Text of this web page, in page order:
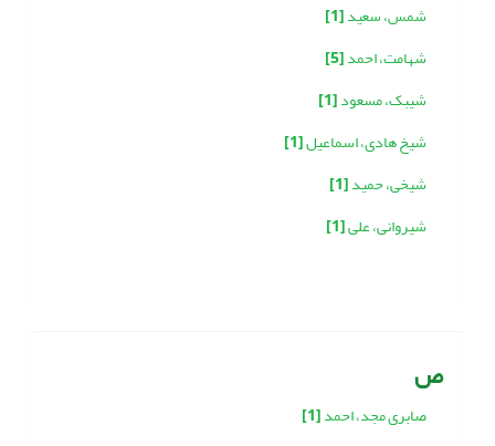
شمس، سعید[1]
شهامت، احمد[5]
شیبک، مسعود[1]
شیخ هادی، اسماعیل[1]
شیخی، حمید[1]
شیروانی، علی[1]
ص
صابری مجد، احمد[1]